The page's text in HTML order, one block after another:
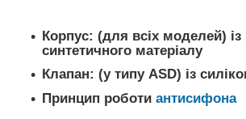
Корпус: (для всіх моделей) із
синтетичного матеріалу
Клапан: (у типу ASD) із
Принцип роботи антисифона